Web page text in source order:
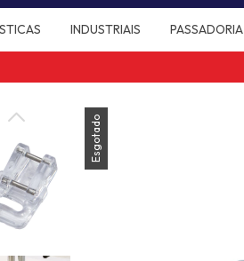
INDUSTRIAIS PASSADORIA
Esgotado